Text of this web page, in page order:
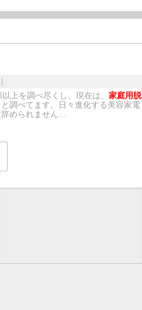
上を調べ尽くし、現在は、 家庭用脱
調べてます。日々進化する美容家電
められません…